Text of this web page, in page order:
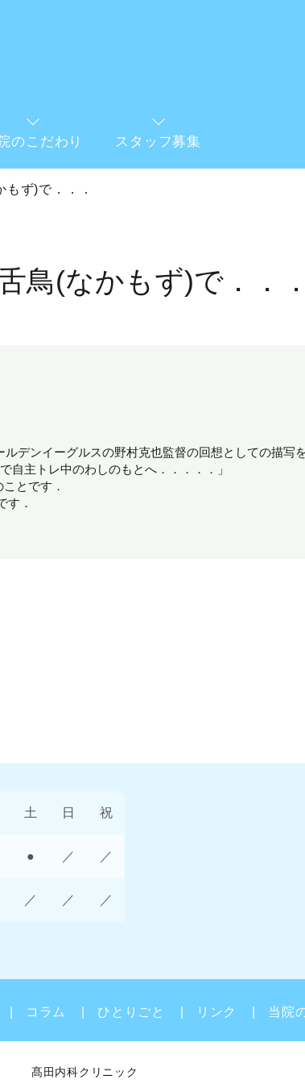
のこだわり スタッフ募集
もず)で．．．
鳥(なかもず)で．．．
デンイーグルスの野村克也監督の回想としての描写
自主トレ中のわしのもとへ．．．．．」
とです．
す．
土 日 祝
● ／ ／
／ ／ ／
コラム ひとりごと リンク 当院
髙田内科クリニック